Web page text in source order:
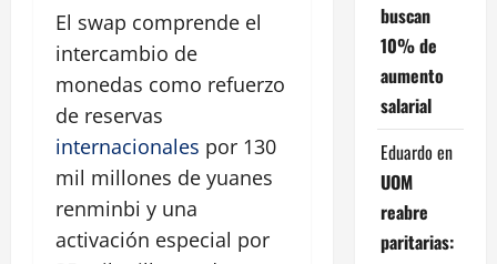
El swap comprende el
intercambio de
monedas como refuerzo
de reservas
internacionales por 130
mil millones de yuanes
renminbi y una
activación especial por
buscan
10% de
aumento
salarial
Eduardo en
UOM
reabre
paritarias: